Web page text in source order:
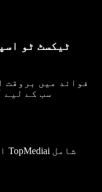
ٹیکسٹ ٹو
فوائد میں بروقت
سب کے لیے